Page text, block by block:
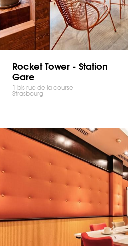
Rocket Tower - Station
Gare
1 bis rue de la course -
Strasbourg